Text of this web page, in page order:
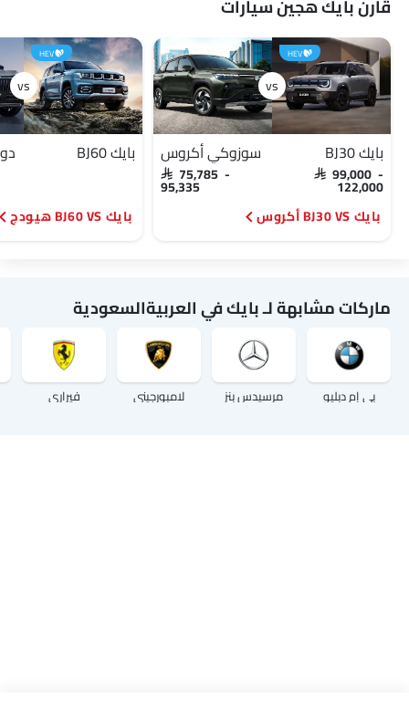
قارن بايك هجين سيارات
HEV
بايك BJ30
SAR 99,000 -
122,000
سوزوكي أكروس
SAR 75,785 -
95,335
بايك BJ30 VS أكروس
HEV
بايك BJ60
بايك BJ60 VS هيودج
ماركات مشابهة لـ بايك في العربيةالسعودية
بي إم دبليو مرسيدس بنز لامبورجيني فيراري